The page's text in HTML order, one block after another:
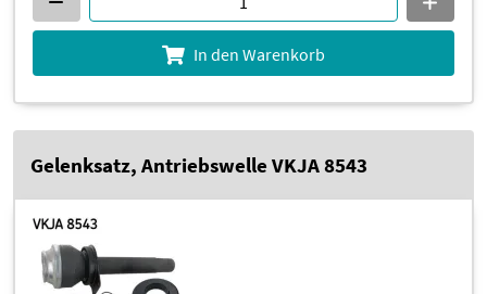
In den Warenkorb
Gelenksatz, Antriebswelle VKJA 8543